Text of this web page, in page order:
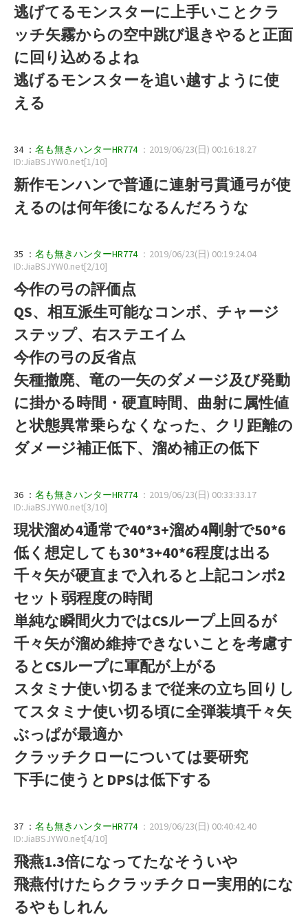
逃げてるモンスターに上手いことクラ
ッチ矢霧からの空中跳び退きやると正面
に回り込めるよね
逃げるモンスターを追い越すように使
える
34 ： 名も無きハンターHR774 ：2019/06/23(日) 00:16:18.27
ID:JiaBSJYW0.net[1/10]
新作モンハンで普通に連射弓貫通弓が使
えるのは何年後になるんだろうな
35 ： 名も無きハンターHR774 ：2019/06/23(日) 00:19:24.04
ID:JiaBSJYW0.net[2/10]
今作の弓の評価点
QS、相互派生可能なコンボ、チャージ
ステップ、右ステエイム
今作の弓の反省点
矢種撤廃、竜の一矢のダメージ及び発動
に掛かる時間・硬直時間、曲射に属性値
と状態異常乗らなくなった、クリ距離の
ダメージ補正低下、溜め補正の低下
36 ： 名も無きハンターHR774 ：2019/06/23(日) 00:33:33.17
ID:JiaBSJYW0.net[3/10]
現状溜め4通常で40*3+溜め4剛射で50*6
低く想定しても30*3+40*6程度は出る
千々矢が硬直まで入れると上記コンボ2
セット弱程度の時間
単純な瞬間火力ではCSループ上回るが
千々矢が溜め維持できないことを考慮す
るとCSループに軍配が上がる
スタミナ使い切るまで従来の立ち回りし
てスタミナ使い切る頃に全弾装填千々矢
ぶっぱが最適か
クラッチクローについては要研究
下手に使うとDPSは低下する
37 ： 名も無きハンターHR774 ：2019/06/23(日) 00:40:42.40
ID:JiaBSJYW0.net[4/10]
飛燕1.3倍になってたなそういや
飛燕付けたらクラッチクロー実用的にな
るやもしれん